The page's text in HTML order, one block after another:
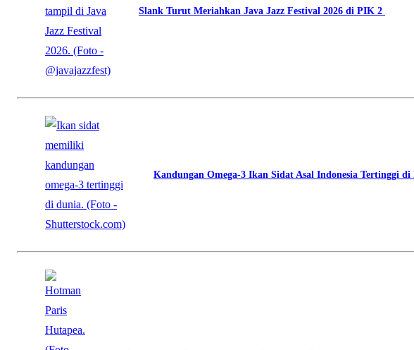
Slank Turut Meriahkan Java Jazz Festival 2026 di PIK 2
Kandungan Omega-3 Ikan Sidat Asal Indonesia Tertinggi di